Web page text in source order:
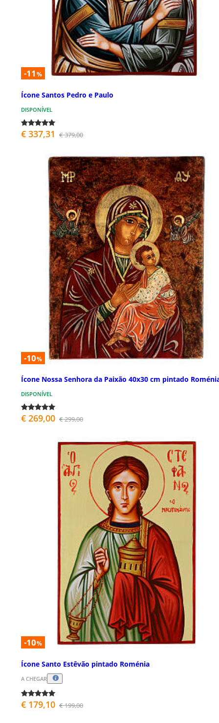
-11 %
Ícone Santos Pedro e Paulo
DISPONÍVEL
€ 337,31 € 379,00
-10%
Ícone Nossa Senhora da Paixão 40x30 cm pintado
DISPONÍVEL
€ 269,00 € 299,00
-10%
Ícone Santo Estêvão pintado Roménia
A CHEGAR
€ 179,10 € 199,00